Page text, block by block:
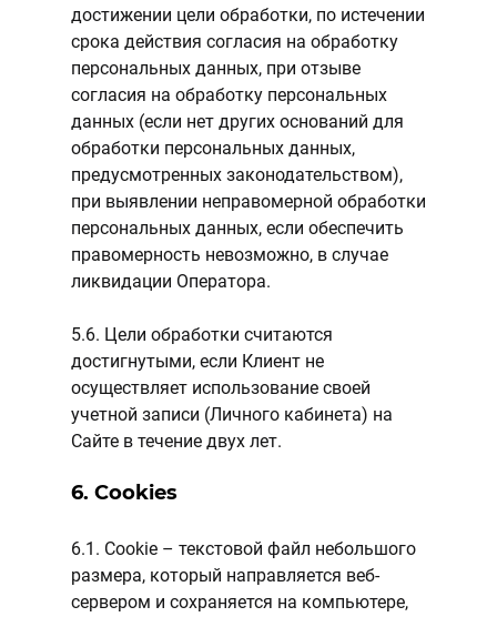
достижении цели обработки, по истечении
срока действия согласия на обработку
персональных данных, при отзыве
согласия на обработку персональных
данных (если нет других оснований для
обработки персональных данных,
предусмотренных законодательством),
при выявлении неправомерной обработки
персональных данных, если обеспечить
правомерность невозможно, в случае
ликвидации Оператора.
5.6. Цели обработки считаются
достигнутыми, если Клиент не
осуществляет использование своей
учетной записи (Личного кабинета) на
Сайте в течение двух лет.
6. Cookies
6.1. Cookie – текстовой файл небольшого
размера, который направляется веб-
сервером и сохраняется на компьютере,